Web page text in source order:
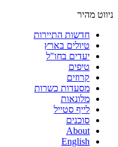
ניווט מהיר
חדשות התיירות
טיולים בארץ
יעדים בחו"ל
טיפים
קרוזים
מסעדות כשרות
מלונאות
לייף סטייל
סוכנים
About
English